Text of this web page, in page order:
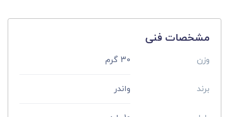
مشخصات فنی
وزن 30 گرم
برند واندر